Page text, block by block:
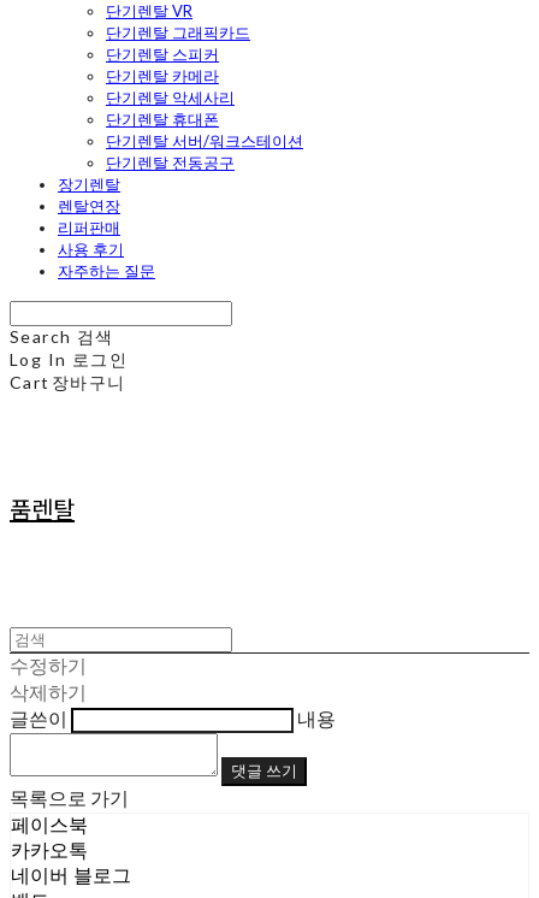
단기렌탈 VR
단기렌탈 그래픽카드
단기렌탈 스피커
단기렌탈 카메라
단기렌탈 악세사리
단기렌탈 휴대폰
단기렌탈 서버/워크스테이션
단기렌탈 전동공구
장기렌탈
렌탈연장
리퍼판매
사용 후기
자주하는 질문
Search 검색
Log In 로그인
Cart 장바구니
품렌탈
수정하기
삭제하기
글쓴이
내용
댓글 쓰기
목록으로 가기
페이스북
카카오톡
네이버 블로그